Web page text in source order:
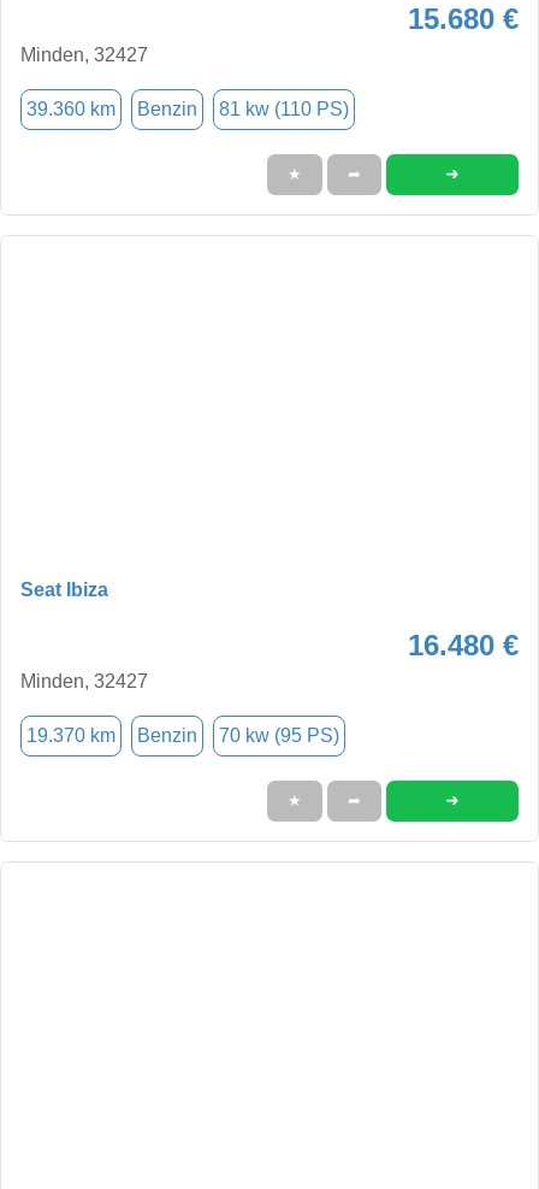
15.680 €
Minden, 32427
39.360 km Benzin 81 kw (110 PS)
★ ➦ ➜
Seat Ibiza
16.480 €
Minden, 32427
19.370 km Benzin 70 kw (95 PS)
★ ➦ ➜